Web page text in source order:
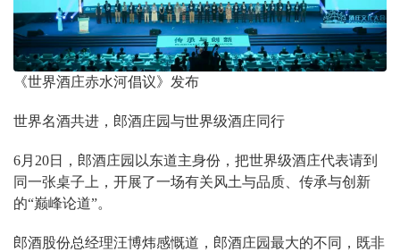
《世界酒庄赤水河倡议》发布
世界名酒共进，郎酒庄园与世界级酒庄同行
6月20日，郎酒庄园以东道主身份，把世界级酒庄代表请到
同一张桌子上，开展了一场有关风土与品质、传承与创新
的“巅峰论道”。
郎酒股份总经理汪博炜感慨道，郎酒庄园最大的不同，既非